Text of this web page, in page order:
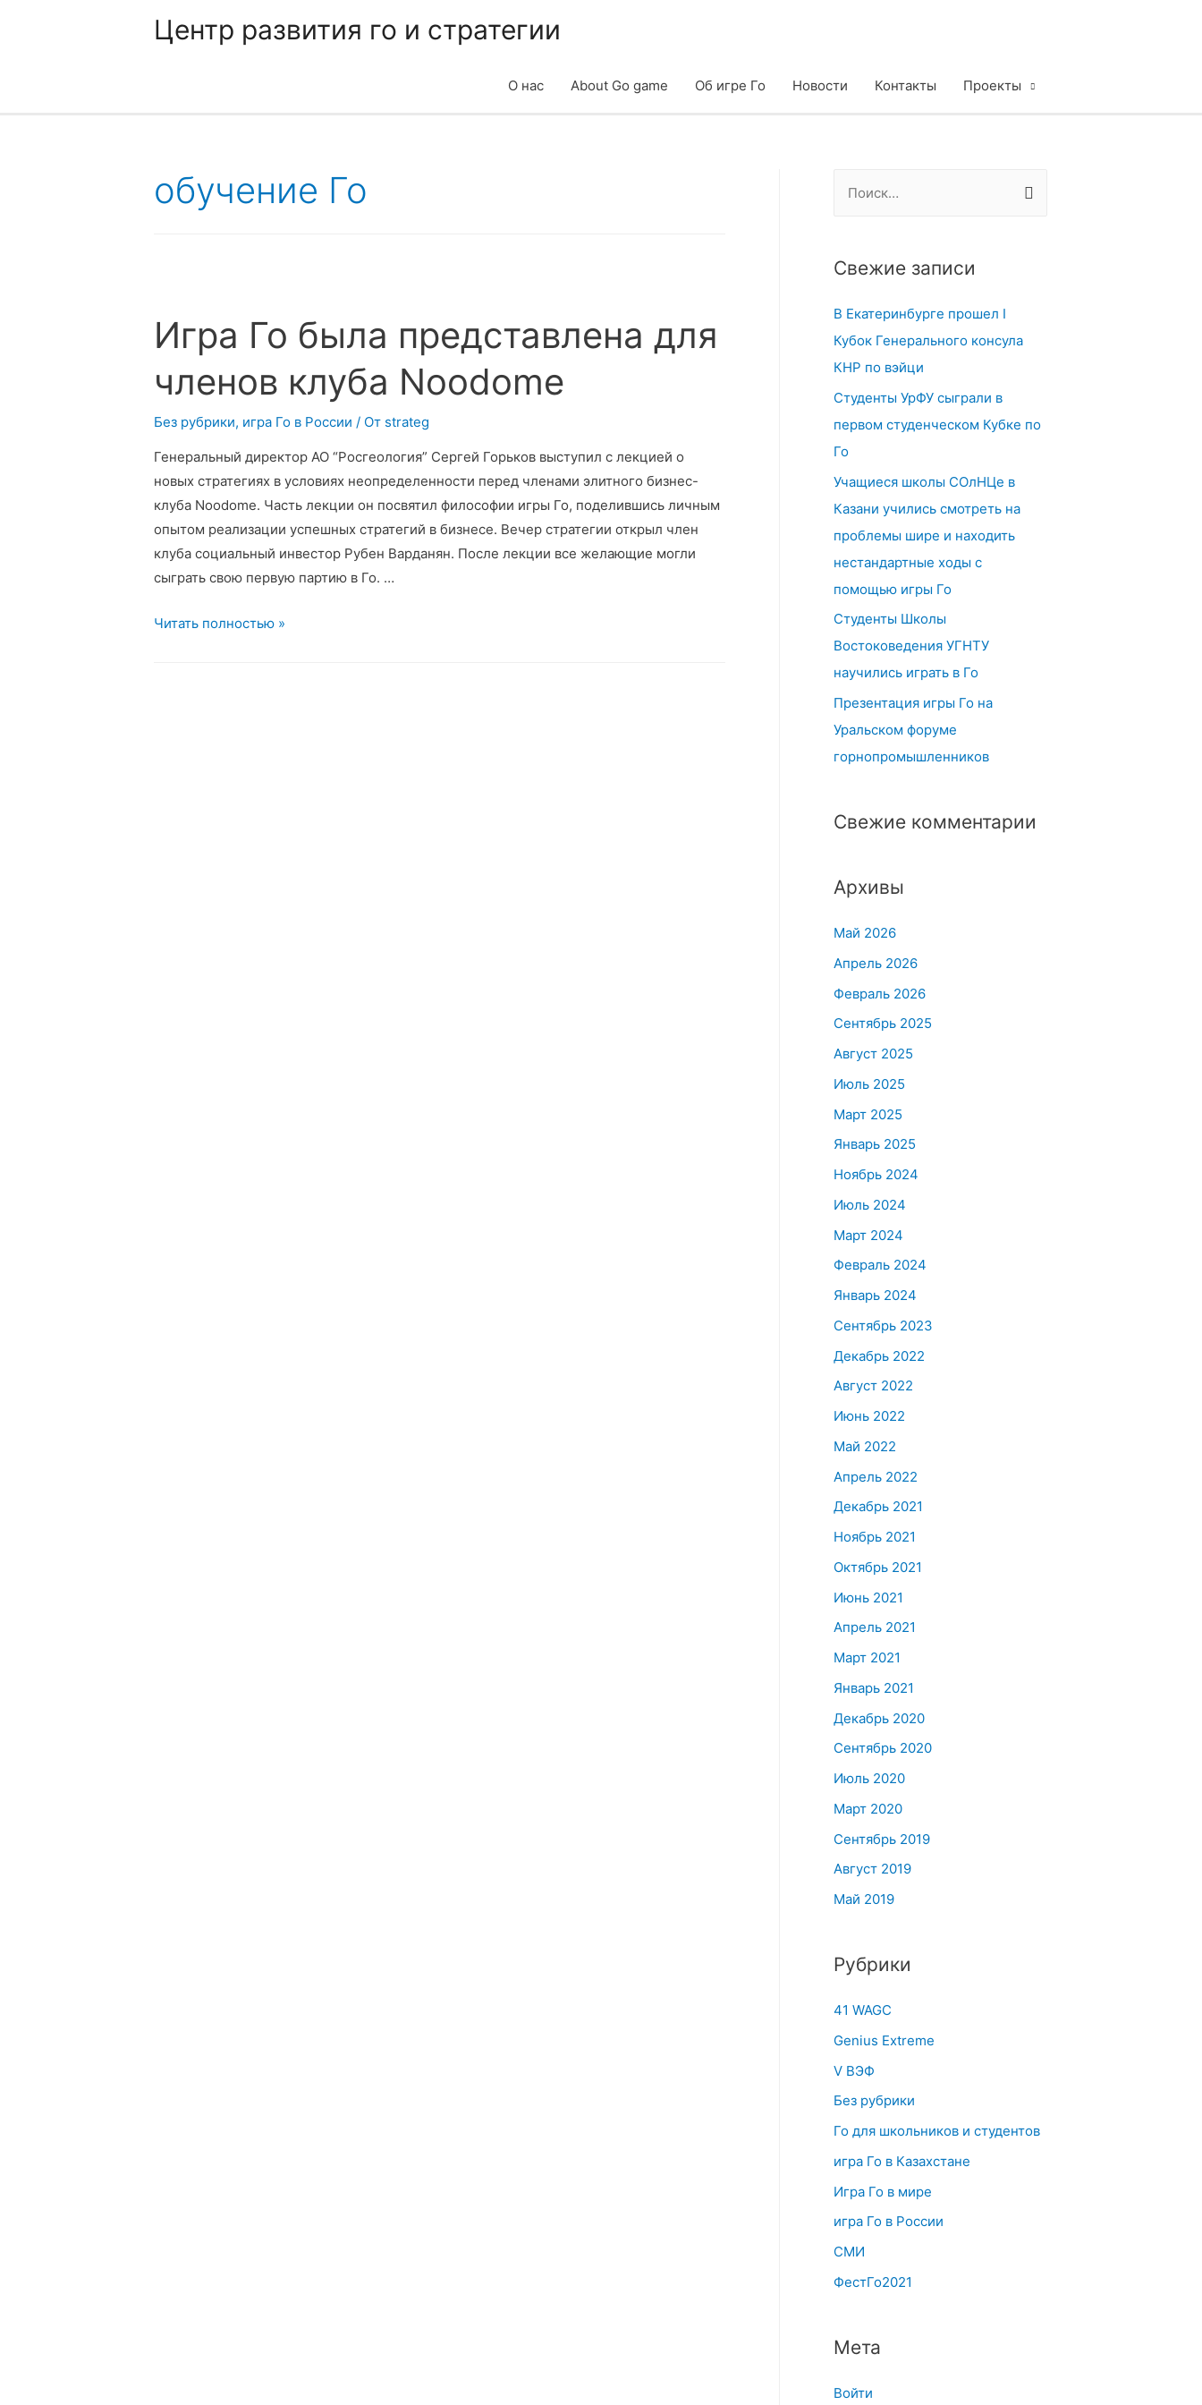
Центр развития го и стратегии
О нас About Go game Об игре Го Новости Контакты Проекты
обучение Го
Игра Го была представлена для
членов клуба Noodome
Без рубрики, игра Го в России / От strateg
Генеральный директор АО “Росгеология” Сергей Горьков выступил с лекцией о
новых стратегиях в условиях неопределенности перед членами элитного бизнес-
клуба Noodome. Часть лекции он посвятил философии игры Го, поделившись личным
опытом реализации успешных стратегий в бизнесе. Вечер стратегии открыл член
клуба социальный инвестор Рубен Варданян. После лекции все желающие могли
сыграть свою первую партию в Го. …
Игра
Читать полностью »
т
:
Свежие записи
В Екатеринбурге прошел I
Кубок Генерального консула
КНР по вэйци
Студенты УрФУ сыграли в
первом студенческом Кубке по
Го
Учащиеся школы СОлНЦе в
Казани учились смотреть на
проблемы шире и находить
нестандартные ходы с
помощью игры Го
Студенты Школы
Востоковедения УГНТУ
научились играть в Го
Презентация игры Го на
Уральском форуме
горнопромышленников
Свежие комментарии
Архивы
Май 2026
Апрель 2026
Февраль 2026
Сентябрь 2025
Август 2025
Июль 2025
Март 2025
Январь 2025
Ноябрь 2024
Июль 2024
Март 2024
Февраль 2024
Январь 2024
Сентябрь 2023
Декабрь 2022
Август 2022
Июнь 2022
Май 2022
Апрель 2022
Декабрь 2021
Ноябрь 2021
Октябрь 2021
Июнь 2021
Апрель 2021
Март 2021
Январь 2021
Декабрь 2020
Сентябрь 2020
Июль 2020
Март 2020
Сентябрь 2019
Август 2019
Май 2019
Рубрики
41 WAGC
Genius Extreme
V ВЭФ
Без рубрики
Го для школьников и студентов
игра Го в Казахстане
Игра Го в мире
игра Го в России
СМИ
ФестГо2021
Мета
Войти